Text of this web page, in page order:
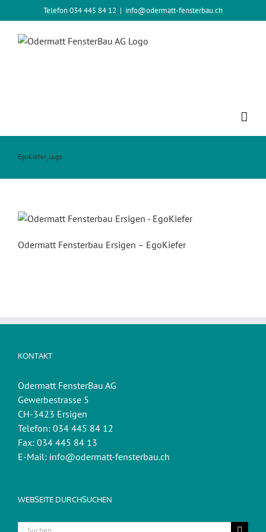
Inhalt
springen
Telefon 034 445 84 12 | info@odermatt-fensterbau.ch
EgoKiefer_Logo
Odermatt Fensterbau Ersigen – EgoKiefer
KONTAKT
Odermatt FensterBau AG
Gewerbestrasse 5
CH-3423 Ersigen
Telefon: 034 445 84 12
Fax: 034 445 84 13
E-Mail: info@odermatt-fensterbau.ch
WEBSEITE DURCHSUCHEN
Suche